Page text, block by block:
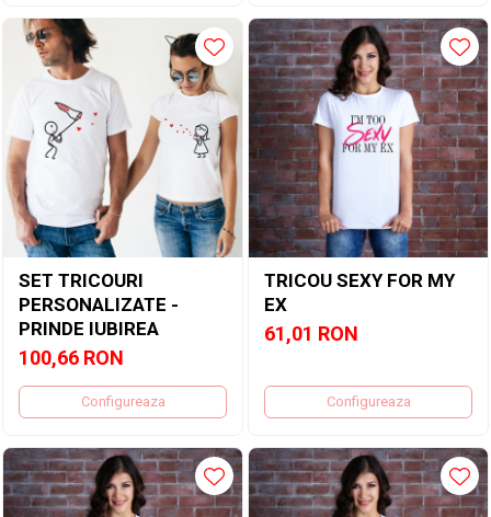
SET TRICOURI
PERSONALIZATE -
PRINDE IUBIREA
100,66 RON
Configureaza
TRICOU SEXY FOR MY
EX
61,01 RON
Configureaza